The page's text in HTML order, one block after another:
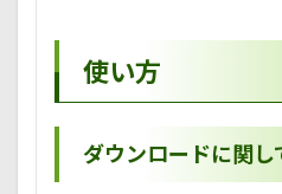
使い方
ダウンロードに関し